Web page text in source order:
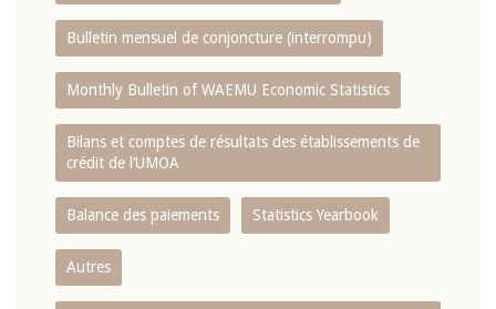
Bulletin mensuel de conjoncture (interrompu)
Monthly Bulletin of WAEMU Economic Statistics
Bilans et comptes de résultats des établissements de
crédit de l‘UMOA
Balance des paiements Statistics Yearbook
Autres